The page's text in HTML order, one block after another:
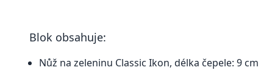
Blok obsahuje:
Nůž na zeleninu Classic Ikon, délka čepele: 9 cm